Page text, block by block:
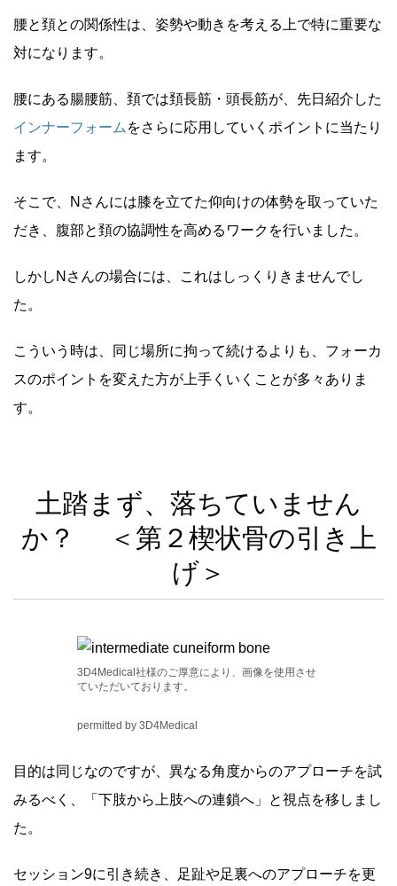
腰と頚との関係性は、姿勢や動きを考える上で特に重要な
対になります。
腰にある腸腰筋、頚では頚長筋・頭長筋が、先日紹介した
インナーフォーム をさらに応用していくポイントに当たり
ます。
そこで、Nさんには膝を立てた仰向けの体勢を取っていた
だき、腹部と頚の協調性を高めるワークを行いました。
しかしNさんの場合には、これはしっくりきませんでし
た。
こういう時は、同じ場所に拘って続けるよりも、フォーカ
スのポイントを変えた方が上手くいくことが多々ありま
す。
土踏まず、落ちていません
か？ ＜第２楔状骨の引き上
げ＞
3D4Medical社様のご厚意により、画像を使用させ
ていただいております。
permitted by 3D4Medical
目的は同じなのですが、異なる角度からのアプローチを試
みるべく、「下肢から上肢への連鎖へ」と視点を移しまし
た。
セッション9に引き続き、足趾や足裏へのアプローチを更